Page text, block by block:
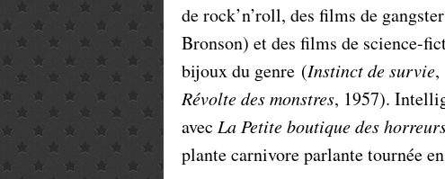
de rock’n’roll, des films de
Bronson) et des films de science-
bijoux du genre (Instinct de survie,
Révolte des monstres, 1957).
avec La Petite boutique des
plante carnivore parlante tournée